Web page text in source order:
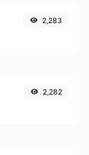
2,283
2,282